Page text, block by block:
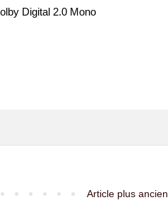
Digital 2.0 Mono
Article plus ancien